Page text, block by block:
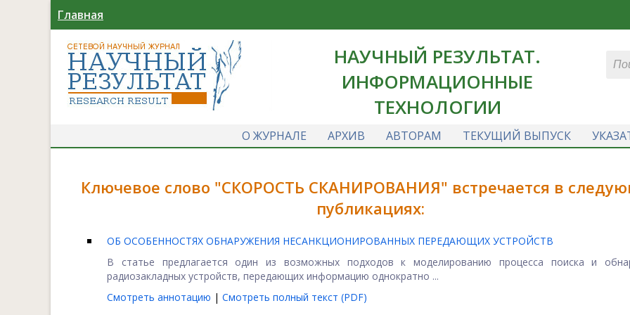
Главная
НАУЧНЫЙ РЕЗУЛЬТАТ.
ИНФОРМАЦИОННЫЕ
ТЕХНОЛОГИИ
О ЖУРНАЛЕ АРХИВ АВТОРАМ ТЕКУЩИЙ ВЫПУСК
Ключевое слово "СКОРОСТЬ СКАНИРОВАНИЯ" встречается в
публикациях:
ОБ ОСОБЕННОСТЯХ ОБНАРУЖЕНИЯ НЕСАНКЦИОНИРОВАННЫХ ПЕРЕДАЮЩИХ УСТРОЙСТВ
В статье предлагается один из возможных подходов к моделированию процесса поиска и
радиозакладных устройств, передающих информацию однократно ...
Смотреть аннотацию | Смотреть полный текст (PDF)